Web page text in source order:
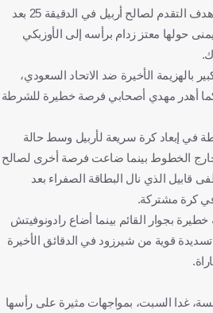
بينما نجح تيميروف في تسجيل هدف التقدم لصالح أربيل في الدقيقة 25 بعد
حولها معتز زدام برأسه إلى الأوزبكي
بالهزيمة الأخيرة ضد الاتحاد السعودي،
أهدر مهدي أصحابي فرصة خطيرة للشرطة
في إبعاد كرة سريعة لأربيل وسط حالة
الخطوط بينما ضاعت فرصة أخرى لصالح
الذي نال البطاقة الصفراء بعد
كرة مشتركة.
بجوار القائم بينما أضاع رادونوفيتش
تسديدة قوية من شيرزود في الدقائق الأخيرة
غدا السبت، بمواجهات مثيرة على رأسها